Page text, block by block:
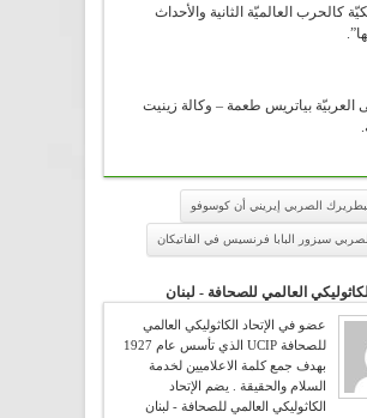
كالحرب العالميّة الثانية والأحداث
العربيّة بياتريس طعمة – وكالة زينيت
الصربي إيريني أن كوسوفو
سيزور البابا فرنسيس في الفاتيكان
العالمي للصحافة - لبنان
عضو في الإتحاد الكاثوليكي العالمي
للصحافة UCIP الذي تأسس عام 1927
بهدف جمع كلمة الاعلاميين لخدمة
السلام والحقيقة . يضم الإتحاد
الكاثوليكي العالمي للصحافة - لبنان